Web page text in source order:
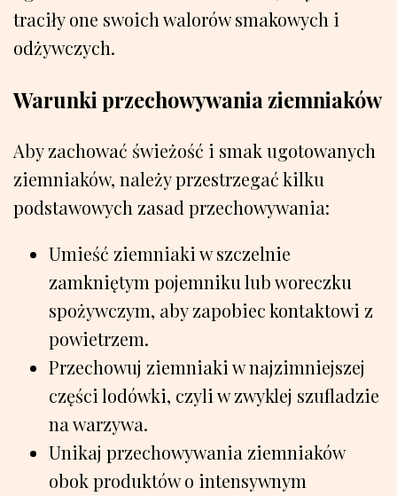
traciły one swoich walorów smakowych i
odżywczych.
Warunki przechowywania ziemniaków
Aby zachować świeżość i smak ugotowanych
ziemniaków, należy przestrzegać kilku
podstawowych zasad przechowywania:
Umieść ziemniaki w szczelnie
zamkniętym pojemniku lub woreczku
spożywczym, aby zapobiec kontaktowi z
powietrzem.
Przechowuj ziemniaki w najzimniejszej
części lodówki, czyli w zwyklej szufladzie
na warzywa.
Unikaj przechowywania ziemniaków
obok produktów o intensywnym